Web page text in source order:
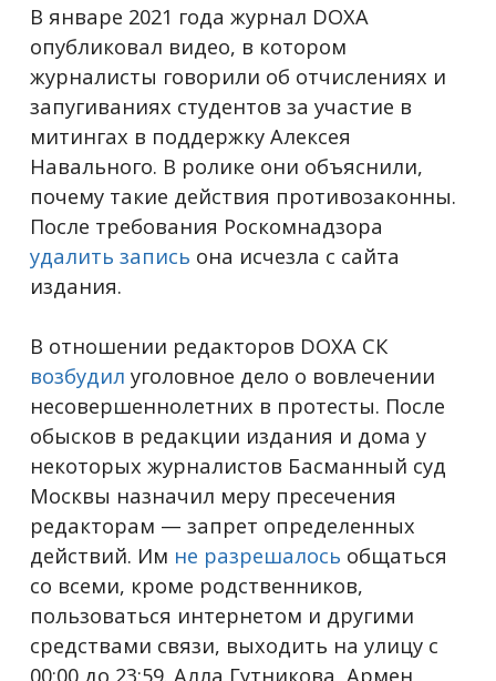
В январе 2021 года журнал DOXA
опубликовал видео, в котором
журналисты говорили об отчислениях и
запугиваниях студентов за участие в
митингах в поддержку Алексея
Навального. В ролике они объяснили,
почему такие действия противозаконны.
После требования Роскомнадзора
удалить запись она исчезла с сайта
издания.
В отношении редакторов DOXA СК
возбудил уголовное дело о вовлечении
несовершеннолетних в протесты. После
обысков в редакции издания и дома у
некоторых журналистов Басманный суд
Москвы назначил меру пресечения
редакторам — запрет определенных
действий. Им не разрешалось общаться
со всеми, кроме родственников,
пользоваться интернетом и другими
средствами связи, выходить на улицу с
00:00 до 23:59. Алла Гутникова, Армен